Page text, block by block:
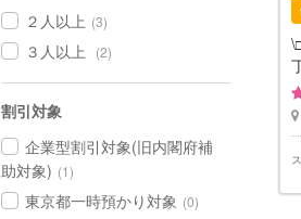
２人以上 (3)
３人以上 (2)
割引対象
企業型割引対象(旧内閣府補
助対象) (1)
東京都一時預かり対象 (0)